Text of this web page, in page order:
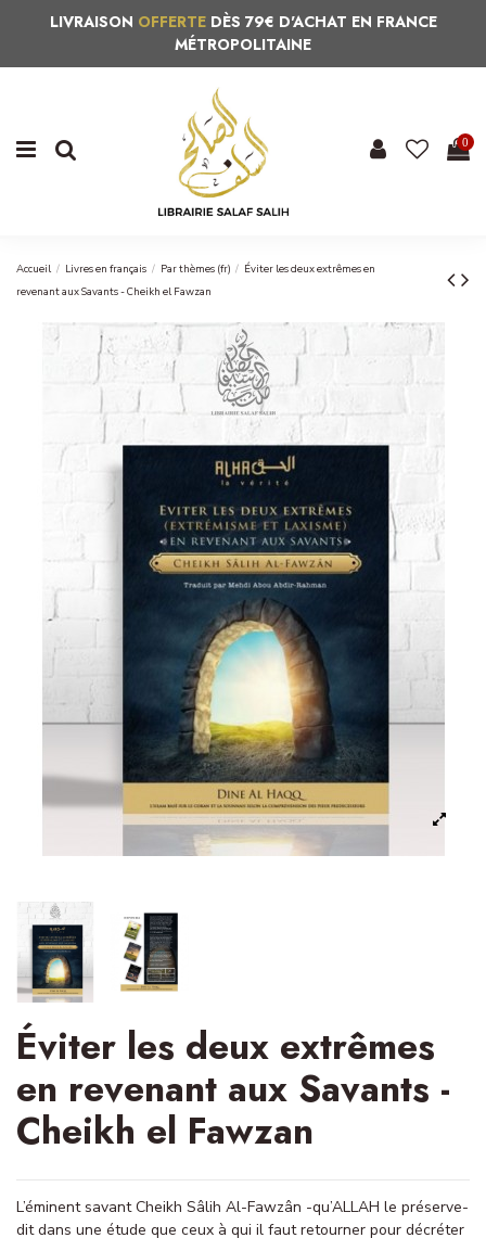
LIVRAISON OFFERTEDÈS 79€ D'ACHAT EN FRANCE
MÉTROPOLITAINE
0
Accueil Livres en français Par thèmes (fr)
Éviter les deux extrêmes en
revenant aux Savants - Cheikh el Fawzan
Éviter les deux extrêmes
en revenant aux Savants -
Cheikh el Fawzan
L’éminent savant Cheikh Sâlih Al-Fawzân -qu’ALLAH le préserve-
dit dans une étude que ceux à qui il faut retourner pour décréter